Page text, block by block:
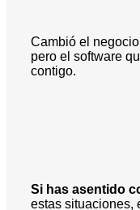
Cambió el
pero el software
contigo.
Si has asentido
estas situaciones,